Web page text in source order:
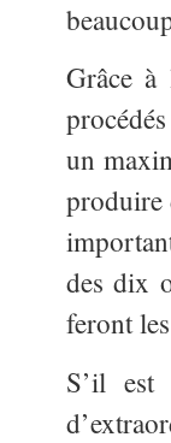
Grâce à
un
produire
des dix
feront
S’il est